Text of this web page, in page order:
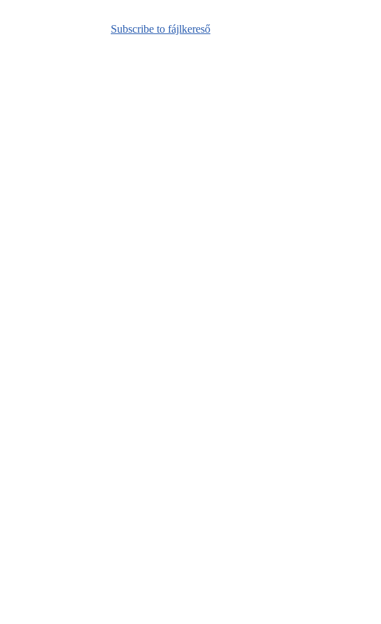
Subscribe to fájlkereső